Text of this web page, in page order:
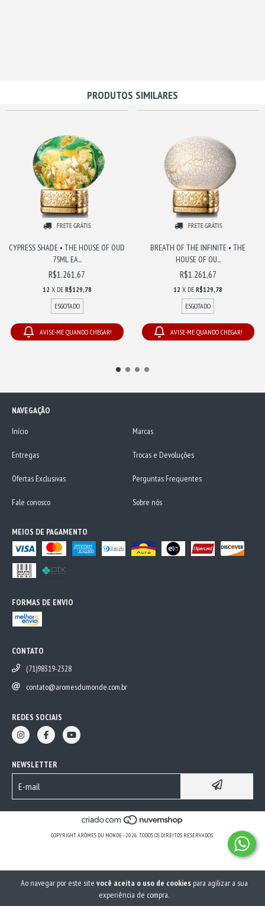
Ao navegar por este site você aceita o uso de cookiespara agilizar a sua
experiência de compra.
PRODUTOS SIMILARES
FRETE GRÁTIS
CYPRESS SHADE • THE HOUSE OF OUD
75ML EA...
R$1.261,67
12 X DE R$129,78
ESGOTADO
AVISE-ME QUANDO CHEGAR!
FRETE GRÁTIS
BREATH OF THE INFINITE • THE
HOUSE OF OU...
R$1.261,67
12 X DER$129,78
ESGOTADO
AVISE-ME QUANDO CHEGAR!
NAVEGAÇÃO
Início
Marcas
Entregas Trocas e Devoluções
Ofertas Exclusivas Perguntas Frequentes
Fale conosco Sobre nós
MEIOS DE PAGAMENTO
FORMAS DE ENVIO
CONTATO
(71)98319-2328
contato@aromesdumonde.com.br
REDES SOCIAIS
NEWSLETTER
COPYRIGHT ARÔMES DU MONDE - 2026. TODOS OS DIREITOS RESERVADOS.